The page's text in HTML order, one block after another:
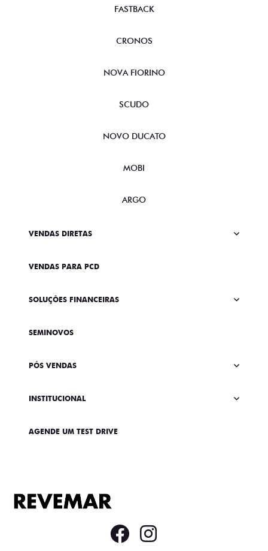
FASTBACK
CRONOS
NOVA FIORINO
SCUDO
NOVO DUCATO
MOBI
ARGO
VENDAS DIRETAS
VENDAS PARA PCD
SOLUÇÕES FINANCEIRAS
SEMINOVOS
PÓS VENDAS
INSTITUCIONAL
AGENDE UM TEST DRIVE